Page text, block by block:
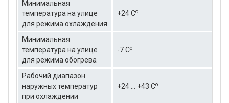
Минимальная
температура на улице
для режима охлаждения
+24 Cо
Минимальная
температура на улице
для режима обогрева
-7 Cо
Рабочий диапазон
наружных температур
при охлаждении
+24 ... +43 Cо